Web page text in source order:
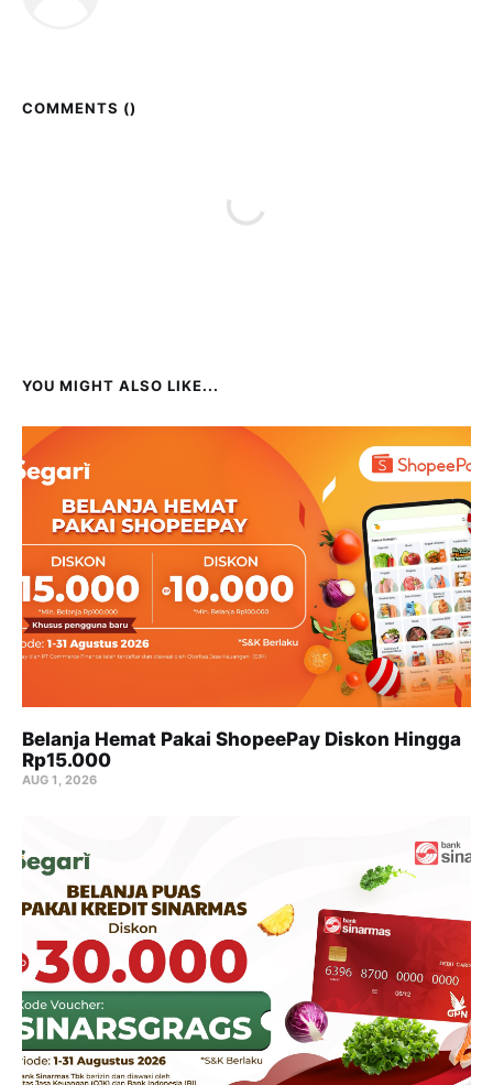
COMMENTS ()
YOU MIGHT ALSO LIKE...
Belanja Hemat Pakai ShopeePay Diskon Hingga
Rp15.000
AUG 1, 2026